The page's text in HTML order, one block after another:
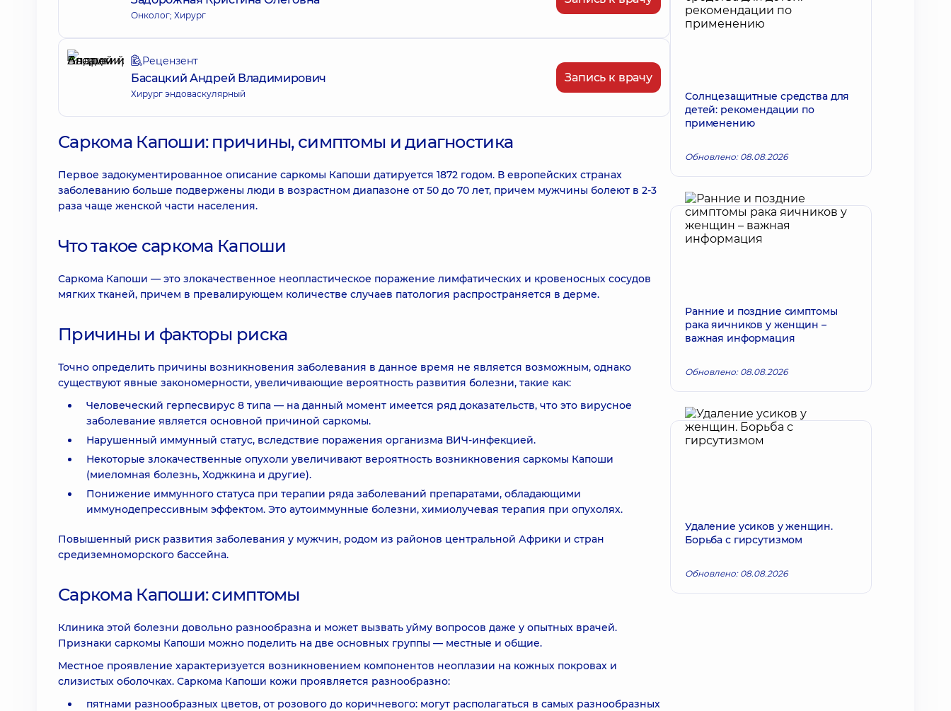
Онколог; Хирург
Рецензент
Басацкий Андрей Владимирович
Хирург эндоваскулярный
Запись к врачу
Саркома Капоши: причины, симптомы и диагностика
Первое задокументированное описание саркомы Капоши датируется 1872 годом. В европейских странах
заболеванию больше подвержены люди в возрастном диапазоне от 50 до 70 лет, причем мужчины болеют в 2-3
раза чаще женской части населения.
Что такое саркома Капоши
Саркома Капоши — это злокачественное неопластическое поражение лимфатических и кровеносных сосудов
мягких тканей, причем в превалирующем количестве случаев патология распространяется в дерме.
Причины и факторы риска
Точно определить причины возникновения заболевания в данное время не является возможным, однако
существуют явные закономерности, увеличивающие вероятность развития болезни, такие как:
Человеческий герпесвирус 8 типа — на данный момент имеется ряд доказательств, что это вирусное
заболевание является основной причиной саркомы.
Нарушенный иммунный статус, вследствие поражения организма ВИЧ-инфекцией.
Некоторые злокачественные опухоли увеличивают вероятность возникновения саркомы Капоши
(миеломная болезнь, Ходжкина и другие).
Понижение иммунного статуса при терапии ряда заболеваний препаратами, обладающими
иммунодепрессивным эффектом. Это аутоиммунные болезни, химиолучевая терапия при опухолях.
Повышенный риск развития заболевания у мужчин, родом из районов центральной Африки и стран
средиземноморского бассейна.
Саркома Капоши: симптомы
Клиника этой болезни довольно разнообразна и может вызвать уйму вопросов даже у опытных врачей.
Признаки саркомы Капоши можно поделить на две основных группы — местные и общие.
Местное проявление характеризуется возникновением компонентов неоплазии на кожных покровах и
слизистых оболочках. Саркома Капоши кожи проявляется разнообразно:
пятнами разнообразных цветов, от розового до коричневого: могут располагаться в самых разнообразных
Солнцезащитные средства для
детей: рекомендации по
применению
Обновлено: 08.08.2026
Ранние и поздние симптомы
рака яичников у женщин –
важная информация
Обновлено: 08.08.2026
Удаление усиков у женщин.
Борьба с гирсутизмом
Обновлено: 08.08.2026